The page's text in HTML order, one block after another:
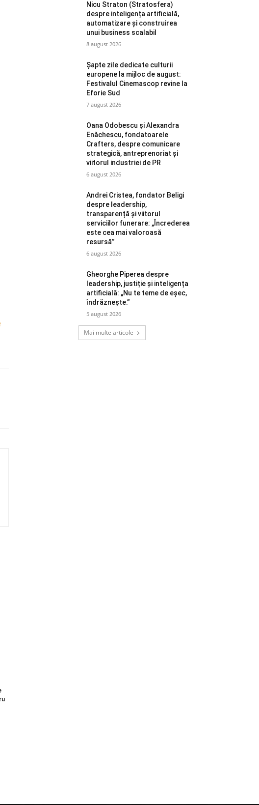
Nicu Straton (Stratosfera)
despre inteligența artificială,
automatizare și construirea
unui business scalabil
8 august 2026
Șapte zile dedicate culturii
europene la mijloc de august:
Festivalul Cinemascop revine la
Eforie Sud
7 august 2026
Oana Odobescu și Alexandra
Enăchescu, fondatoarele
Crafters, despre comunicare
strategică, antreprenoriat și
viitorul industriei de PR
6 august 2026
Andrei Cristea, fondator Beligi
despre leadership,
transparență și viitorul
serviciilor funerare: „Încrederea
este cea mai valoroasă
resursă”
6 august 2026
Gheorghe Piperea despre
leadership, justiție și inteligența
artificială: „Nu te teme de eșec,
îndrăznește.”
5 august 2026
Mai multe articole